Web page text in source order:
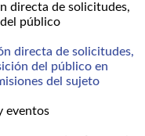
directa de solicitudes,
público
directa de solicitudes,
del público en
del sujeto
eventos